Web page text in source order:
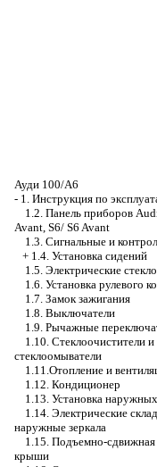
Ауди 100/А6
- 1. Инструкция по
1.2. Панель приборов
Avant, S6/ S6 Avant
1.3. Сигнальные и
+ 1.4. Установка сидений
1.5. Электрические
1.6. Установка рулевого
1.7. Замок зажигания
1.8. Выключатели
1.9. Рычажные
1.10. Стеклоочистители и
стеклоомыватели
1.11.Отопление и
1.12. Кондиционер
1.13. Установка
1.14. Электрические
наружные зеркала
1.15. Подъемно-сдвижная
крыши